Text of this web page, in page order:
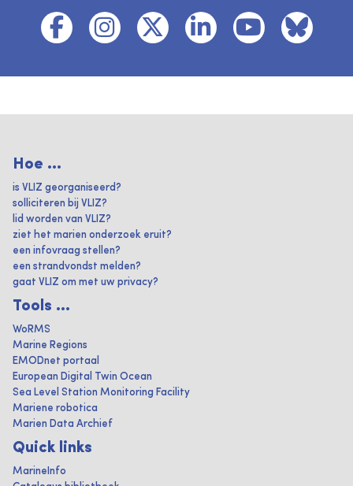
Hoe ...
is VLIZ georganiseerd?
solliciteren bij VLIZ?
lid worden van VLIZ?
ziet het marien onderzoek eruit?
een infovraag stellen?
een strandvondst melden?
gaat VLIZ om met uw privacy?
Tools ...
WoRMS
Marine Regions
EMODnet portaal
European Digital Twin Ocean
Sea Level Station Monitoring Facility
Mariene robotica
Marien Data Archief
Quick links
MarineInfo